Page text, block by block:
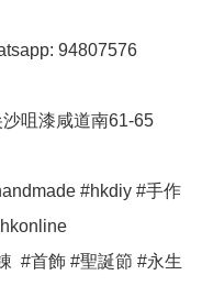
94807576
咀漆咸道南61-65
#hkdiy #手作
#首飾 #聖誕節 #永生